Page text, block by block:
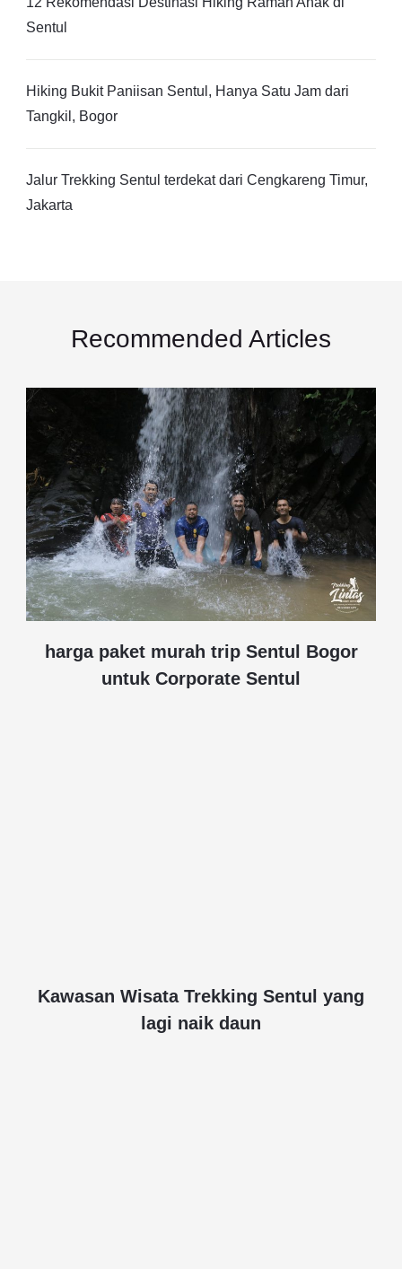
Sentul
Hiking Bukit Paniisan Sentul, Hanya Satu Jam dari
Tangkil, Bogor
Jalur Trekking Sentul terdekat dari Cengkareng Timur,
Jakarta
Recommended Articles
harga paket murah trip Sentul Bogor
untuk Corporate Sentul
Kawasan Wisata Trekking Sentul yang
lagi naik daun